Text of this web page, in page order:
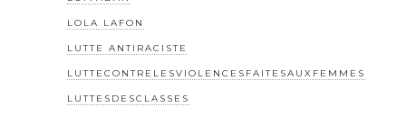
LOLA LAFON
LUTTE ANTIRACISTE
LUTTECONTRELESVIOLENCESFAITESAUXFEMMES
LUTTESDESCLASSES